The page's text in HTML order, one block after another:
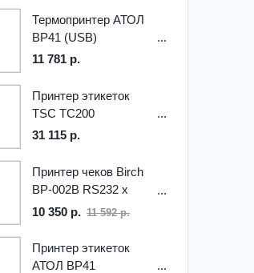
Термопринтер АТОЛ
BP41 (USB)
11 781 р.
Принтер этикеток
TSC TC200
31 115 р.
Принтер чеков Birch
BP-002B RS232 x
USB
10 350 р. 11 592 р.
Принтер этикеток
АТОЛ BP41